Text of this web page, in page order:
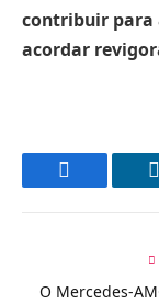
contribuir para
acordar
O Mercedes-